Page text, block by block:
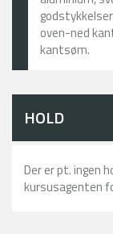
oven-ned
kantsøm.
HOLD
Der er pt. ingen
kursusagenten